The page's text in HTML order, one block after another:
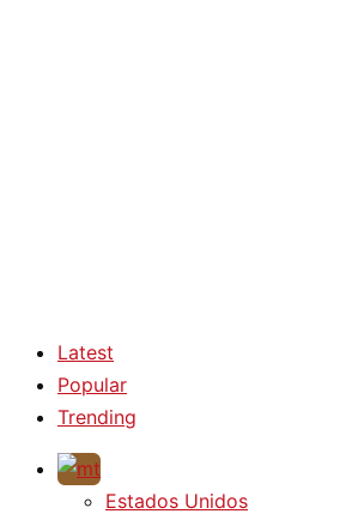
Latest
Popular
Trending
Estados Unidos